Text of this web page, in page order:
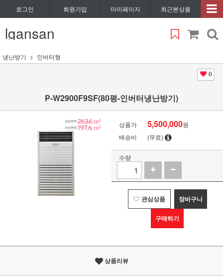
로그인 회원가입 마이페이지 최근본상품
lgansan
냉난방기 인버터형
0
P-W2900F9SF(80평-인버터냉난방기)
상품가 5,500,000원
배송비
(무료)
수량
관심상품 장바구니
구매하기
상품리뷰